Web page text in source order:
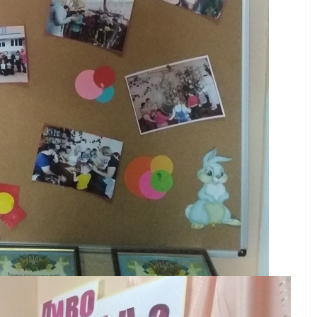
для
осіб з інвалідністю на
працю
07.08.2026 gormr